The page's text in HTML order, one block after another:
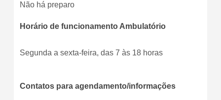
Não há preparo
Horário de funcionamento Ambulatório
Segunda a sexta-feira, das 7 às 18 horas
Contatos para agendamento/informações